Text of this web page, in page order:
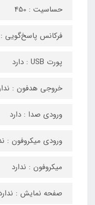
حساسیت : 450
فرکانس پاسخ‌گویی : 150-20000 هرتز
پورت USB : دارد
خروجی هدفون :
ورودی صدا : دارد
ورودی میکروفون :
میکروفون : ندارد
صفحه نمایش :